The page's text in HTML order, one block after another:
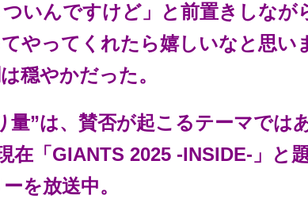
いんですけど」と前置きしなが
やってくれたら嬉しいなと思い
穏やかだった。
量”は、賛否が起こるテーマではあ
在「GIANTS 2025 -INSIDE-」と
を放送中。